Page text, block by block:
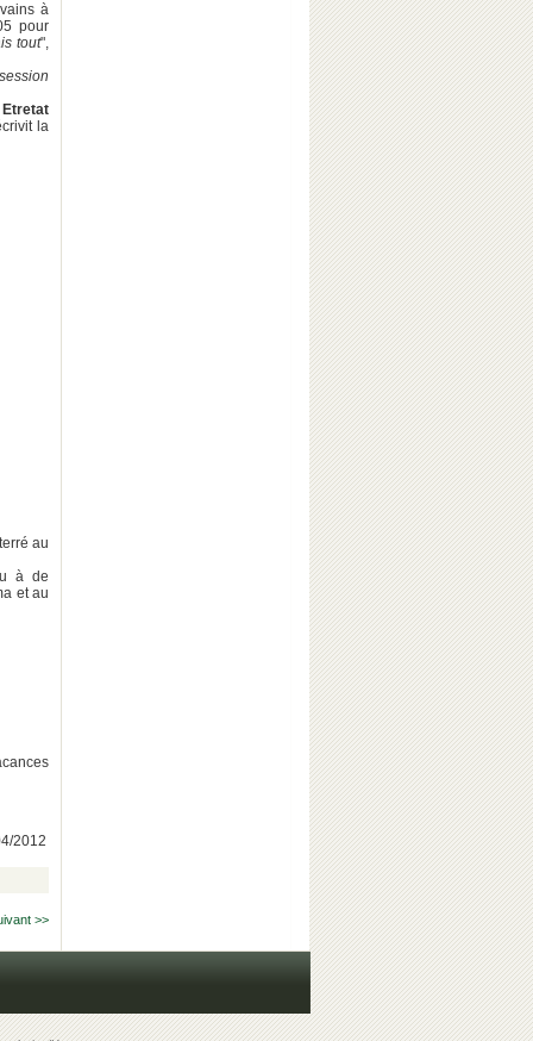
à
pour
tout",
Etretat
la
au
à de
et au
2012
>>